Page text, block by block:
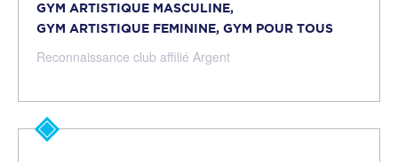
GYM ARTISTIQUE MASCULINE,
GYM ARTISTIQUE FEMININE, GYM POUR TOUS
Reconnaissance club affilié Argent